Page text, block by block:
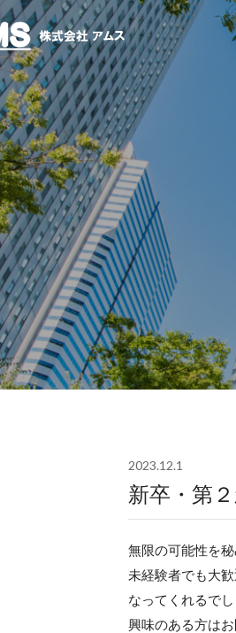
株式会社アムス
2023.12.1
新卒・第
無限の可能性を
未経験者でも大
なってくれるでし
興味のある方は